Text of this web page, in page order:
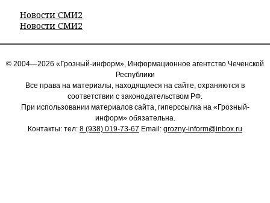
Новости СМИ2
Новости СМИ2
© 2004—2026 «Грозный-информ», Информационное агентство Чеченской
Республики
Все права на материалы, находящиеся на сайте, охраняются в
соответствии с законодательством РФ.
При использовании материалов сайта, гиперссылка на «Грозный-
информ» обязательна.
Контакты: тел: 8 (938) 019-73-67 Email: grozny-inform@inbox.ru